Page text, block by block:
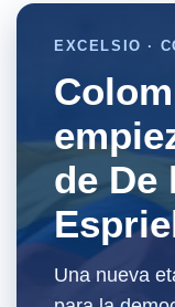
EXCELSIO ·
de De
Una nueva